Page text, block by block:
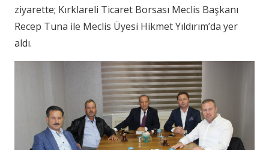
ziyarette; Kırklareli Ticaret Borsası Meclis Başkanı
Recep Tuna ile Meclis Üyesi Hikmet Yıldırım’da yer
aldı.